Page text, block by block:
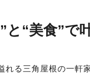
と“美食”
れる三角屋根の一軒